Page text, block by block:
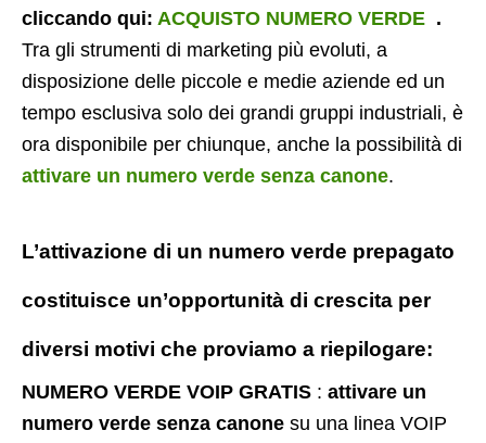
cliccando qui: ACQUISTO NUMERO VERDE .
Tra gli strumenti di marketing più evoluti, a
disposizione delle piccole e medie aziende ed un
tempo esclusiva solo dei grandi gruppi industriali, è
ora disponibile per chiunque, anche la possibilità di
attivare un numero verde senza canone.
L’attivazione di un numero verde prepagato
costituisce un’opportunità di crescita per
diversi motivi che proviamo a riepilogare:
NUMERO VERDE VOIP GRATIS : attivare un
numero verde senza canone su una linea VOIP